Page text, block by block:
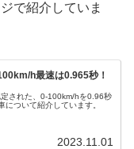
で紹介していま
h最速は0.965秒！
された、0-100km/hを0.96秒
について紹介しています。
2023.11.01